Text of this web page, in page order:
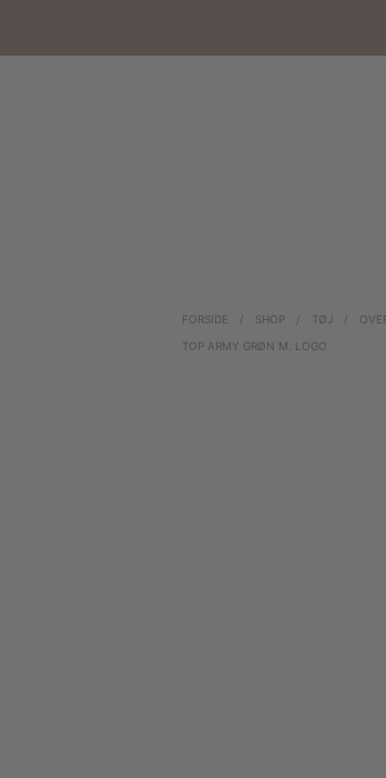
FORSIDE / SHOP / TØJ /
TOP ARMY GRØN M. LOGO